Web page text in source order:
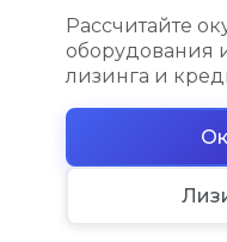
Рассчитайте
оборудования
лизинга и